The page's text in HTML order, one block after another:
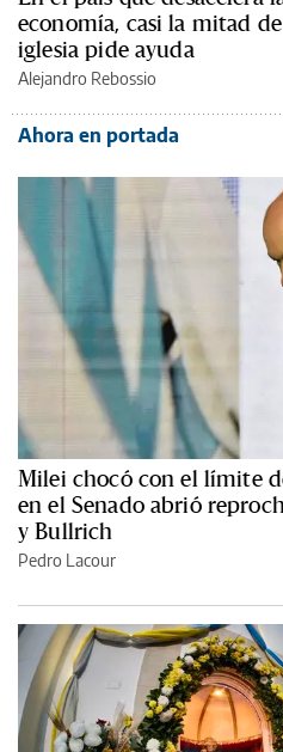
economía, casi la mitad
iglesia pide ayuda
Alejandro Rebossio
Ahora en portada
Milei chocó con el límite
en el Senado abrió
y Bullrich
Pedro Lacour